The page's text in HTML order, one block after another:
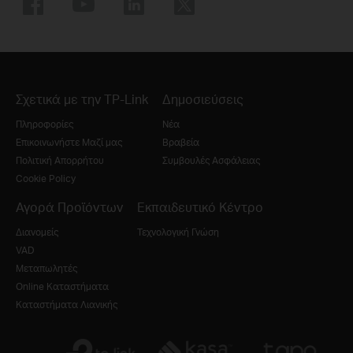
Σχετικά με την TP-Link
Πληροφορίες
Επικοινωνήστε Μαζί μας
Πολιτική Απορρήτου
Cookie Policy
Δημοσιεύσεις
Νέα
Βραβεία
Συμβουλές Ασφάλειας
Αγορά Προϊόντων
Διανομείς
VAD
Μεταπωλητές
Online Καταστήματα
Καταστήματα Λιανικής
Εκπαιδευτικό Κέντρο
Τεχνολογική Γνώση